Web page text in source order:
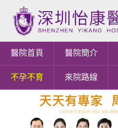
醫院首頁 醫院簡介
不孕不育 來院路線